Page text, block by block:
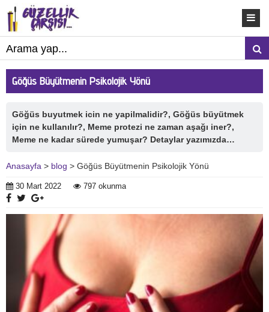
Göğüs Büyütmenin Psikolojik Yönü
Göğüs buyutmek icin ne yapilmalidir?, Göğüs büyütmek
için ne kullanılır?, Meme protezi ne zaman aşağı iner?,
Meme ne kadar sürede yumuşar? Detaylar yazımızda…
Anasayfa > blog > Göğüs Büyütmenin Psikolojik Yönü
30 Mart 2022 797 okunma